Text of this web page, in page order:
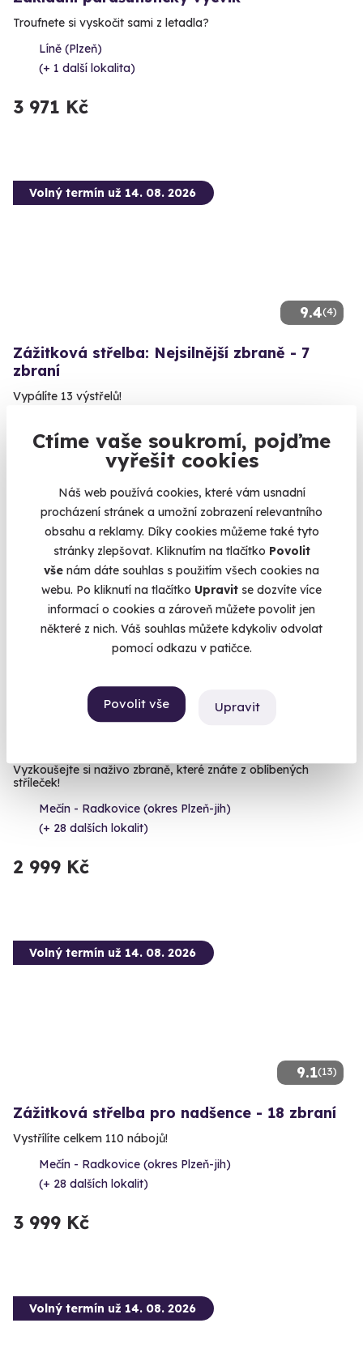
Ctíme vaše soukromí, pojďme
vyřešit cookies
Náš web používá cookies, které vám usnadní
procházení stránek a umožní zobrazení relevantního
obsahu a reklamy. Díky cookies můžeme také tyto
stránky zlepšovat. Kliknutím na tlačítko Povolit
vše nám dáte souhlas s použitím všech cookies na
webu. Po kliknutí na tlačítko Upravit se dozvíte více
informací o cookies a zároveň můžete povolit jen
některé z nich. Váš souhlas můžete kdykoliv odvolat
pomocí odkazu v patičce.
Povolit vše Upravit
Troufnete si vyskočit sami z letadla?
Líně (Plzeň)
(+ 1 další lokalita)
3 971 Kč
9.4(4)
Volný termín už 14. 08. 2026
Zážitková střelba: Nejsilnější zbraně - 7
zbraní
Vypálíte 13 výstřelů!
(+ 28 dalších lokalit)
Volný termín už 14. 08. 2026
Zážitková střelba: Zbraně z online stříleček -
Vyzkoušejte si naživo zbraně, které znáte z oblíbených
stříleček!
Mečín - Radkovice (okres Plzeň-jih)
(+ 28 dalších lokalit)
2 999 Kč
9.1(13)
Volný termín už 14. 08. 2026
Zážitková střelba pro nadšence - 18 zbraní
Vystřílíte celkem 110 nábojů!
Mečín - Radkovice (okres Plzeň-jih)
(+ 28 dalších lokalit)
3 999 Kč
Volný termín už 14. 08. 2026